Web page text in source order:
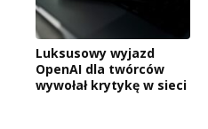
Luksusowy wyjazd
OpenAI dla twórców
wywołał krytykę w sieci